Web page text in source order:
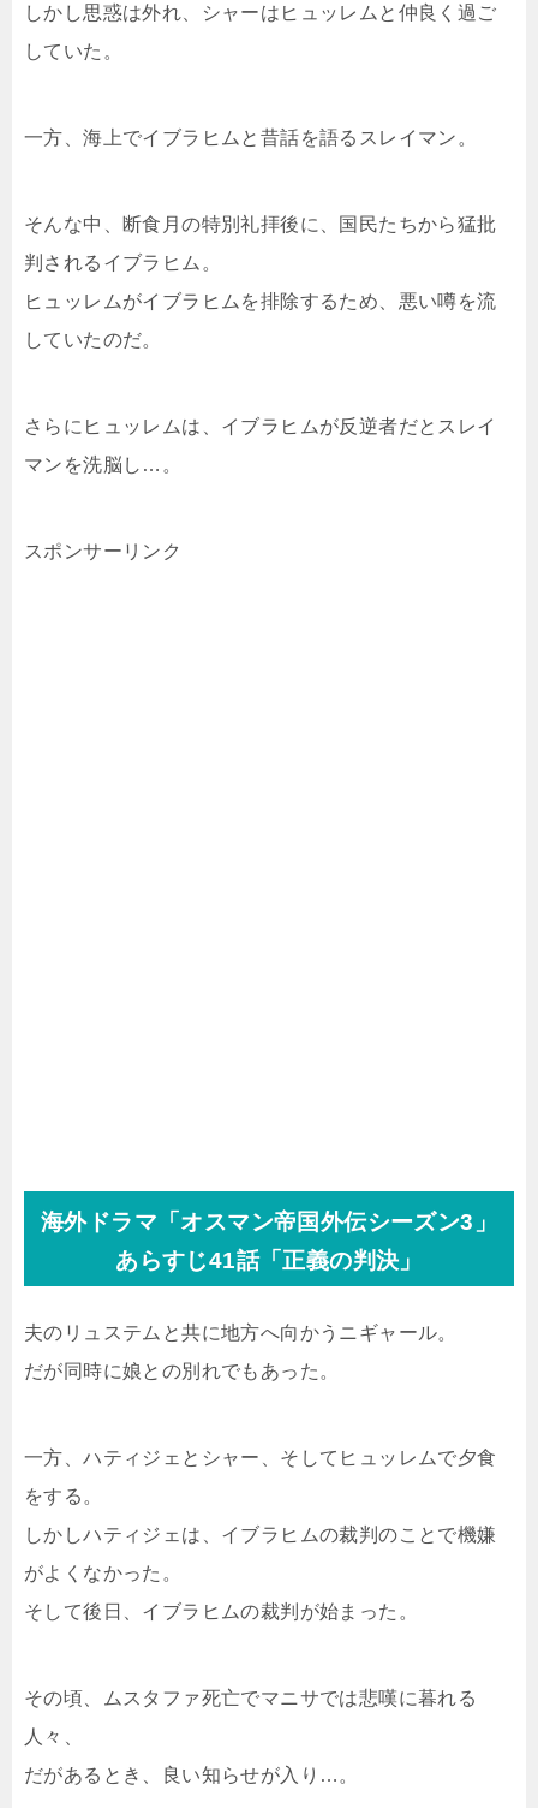
しかし思惑は外れ、シャーはヒュッレムと仲良く過ご
していた。
一方、海上でイブラヒムと昔話を語るスレイマン。
そんな中、断食月の特別礼拝後に、国民たちから猛批
判されるイブラヒム。
ヒュッレムがイブラヒムを排除するため、悪い噂を流
していたのだ。
さらにヒュッレムは、イブラヒムが反逆者だとスレイ
マンを洗脳し…。
スポンサーリンク
海外ドラマ「オスマン帝国外伝シーズン3」
あらすじ41話「正義の判決」
夫のリュステムと共に地方へ向かうニギャール。
だが同時に娘との別れでもあった。
一方、ハティジェとシャー、そしてヒュッレムで夕食
をする。
しかしハティジェは、イブラヒムの裁判のことで機嫌
がよくなかった。
そして後日、イブラヒムの裁判が始まった。
その頃、ムスタファ死亡でマニサでは悲嘆に暮れる
人々、
だがあるとき、良い知らせが入り…。